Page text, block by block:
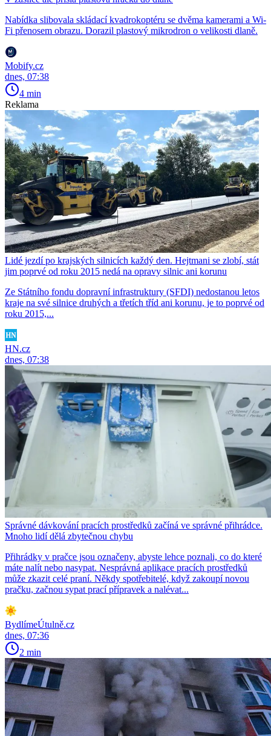
Nabídka slibovala skládací kvadrokoptéru se dvěma kamerami a Wi-
Fi přenosem obrazu. Dorazil plastový mikrodron o velikosti dlaně.
Mobify.cz
dnes, 07:38
4 min
Reklama
Lidé jezdí po krajských silnicích každý den. Hejtmani se zlobí, stát
jim poprvé od roku 2015 nedá na opravy silnic ani korunu
Ze Státního fondu dopravní infrastruktury (SFDI) nedostanou letos
kraje na své silnice druhých a třetích tříd ani korunu, je to poprvé od
roku 2015,...
HN.cz
dnes, 07:38
Správné dávkování pracích prostředků začíná ve správné přihrádce.
Mnoho lidí dělá zbytečnou chybu
Přihrádky v pračce jsou označeny, abyste lehce poznali, co do které
máte nalít nebo nasypat. Nesprávná aplikace pracích prostředků
může zkazit celé praní. Někdy spotřebitelé, když zakoupí novou
pračku, začnou sypat prací přípravek a nalévat...
BydlímeÚtulně.cz
dnes, 07:36
2 min